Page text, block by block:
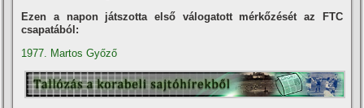
Ezen a napon játszotta első válogatott mérkőzését az FTC
csapatából:
1977. Martos Győző